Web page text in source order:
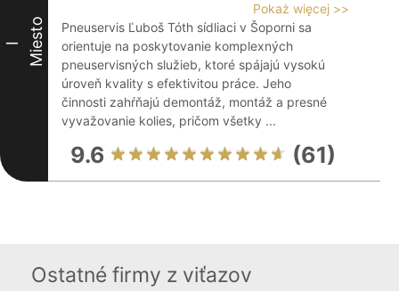
I Miesto
Pokaż więcej >>
Pneuservis Ľuboš Tóth sídliaci v Šoporni sa
orientuje na poskytovanie komplexných
pneuservisných služieb, ktoré spájajú vysokú
úroveň kvality s efektivitou práce. Jeho
činnosti zahŕňajú demontáž, montáž a presné
vyvažovanie kolies, pričom všetky ...
9.6 (61)
Ostatné firmy z viťazov